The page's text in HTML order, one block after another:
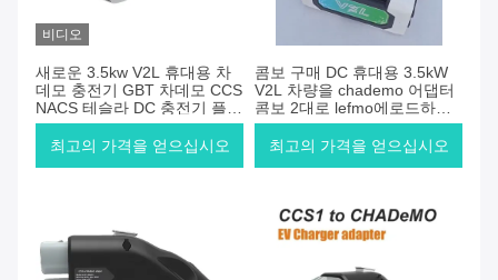
비디오
새로운 3.5kw V2L 휴대용 차
데모 충전기 GBT 차데모 CCS
NACS 테슬라 DC 충전기 플러
그
최고의 가격을 얻으십시오
콤보 구매 DC 휴대용 3.5kW
V2L 차량을 chademo 어댑터
콤보 2대로 lefmo에로드하는
DC V2L 차량
최고의 가격을 얻으십시오